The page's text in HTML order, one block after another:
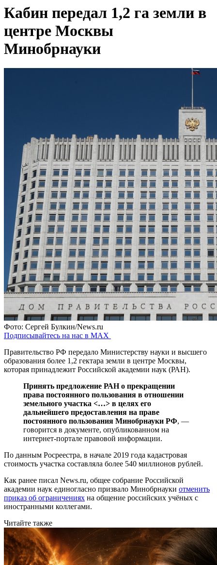
Кабин передал 1,2 га земли в
центре Москвы
Минобрнауки
Фото: Сергей Булкин/News.ru
Подписывайтесь на нас в MAX
Правительство РФ передало Министерству науки и высшего
образования более 1,2 гектара земли в центре Москвы,
которая принадлежит Российской академии наук (РАН).
Принять предложение РАН о прекращении
права постоянного пользования в отношении
земельного участка <…> в целях его
дальнейшего предоставления на праве
постоянного пользования Минобрнауки РФ, —
говорится в документе, опубликованном на
интернет-портале правовой информации.
По данным Росреестра, в начале 2019 года кадастровая
стоимость участка составляла более 540 миллионов рублей.
Как ранее писал News.ru, общее собрание Российской
академии наук единогласно призвало Минобрнауки отменить
приказ об ограничениях на общение российских учёных с
иностранными коллегами.
Читайте также